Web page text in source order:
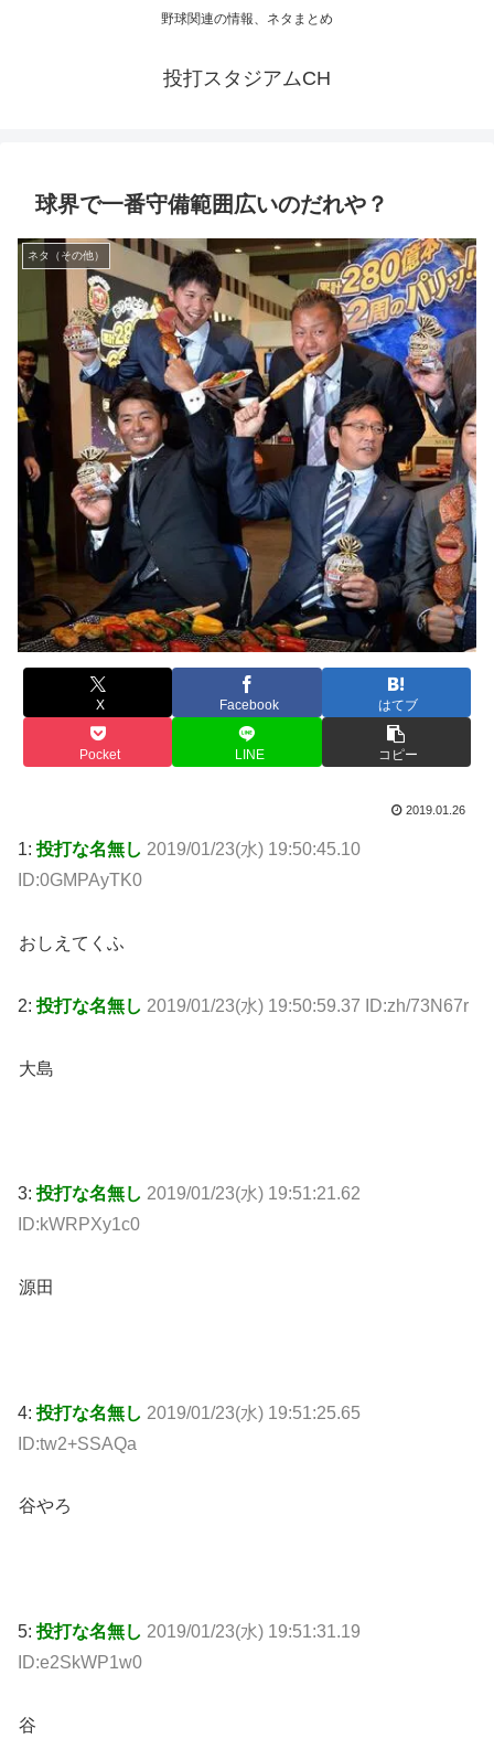
野球関連の情報、ネタまとめ
投打スタジアムCH
球界で一番守備範囲広いのだれや？
ネタ（その他）
X Facebook はてブ
Pocket LINE コピー
2019.01.26
1:投打な名無し 2019/01/23(水) 19:50:45.10
ID:0GMPAyTK0
おしえてくふ
2:投打な名無し 2019/01/23(水) 19:50:59.37 ID:zh/73N67r
大島
3:投打な名無し 2019/01/23(水) 19:51:21.62
ID:kWRPXy1c0
源田
4:投打な名無し 2019/01/23(水) 19:51:25.65
ID:tw2+SSAQa
谷やろ
5:投打な名無し 2019/01/23(水) 19:51:31.19
ID:e2SkWP1w0
谷